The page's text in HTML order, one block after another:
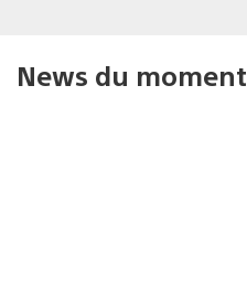
News du moment